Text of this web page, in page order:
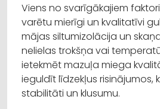
Viens no svarīgākajiem
varētu mierīgi un kvalitatīvi
mājas siltumizolācija un
nelielas trokšņa vai
ietekmēt mazuļa miega
ieguldīt līdzekļus risinājumos,
stabilitāti un klusumu.